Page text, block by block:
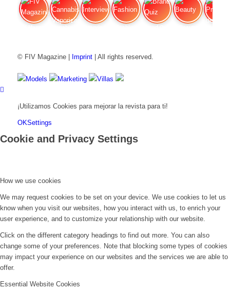
© FIV Magazine | Imprint| All rights reserved.
Models Marketing Villas
¡Utilizamos Cookies para mejorar la revista para ti!
OKSettings
Cookie and Privacy Settings
How we use cookies
We may request cookies to be set on your device. We use cookies to let us
know when you visit our websites, how you interact with us, to enrich your
user experience, and to customize your relationship with our website.
Click on the different category headings to find out more. You can also
change some of your preferences. Note that blocking some types of cookies
may impact your experience on our websites and the services we are able to
offer.
Essential Website Cookies